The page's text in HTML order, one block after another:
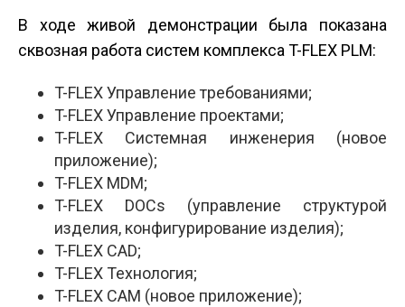
В ходе живой демонстрации была показана
сквозная работа систем комплекса T-FLEX PLM:
T-FLEX Управление требованиями;
T-FLEX Управление проектами;
T-FLEX Системная инженерия (новое
приложение);
T-FLEX MDM;
T-FLEX DOCs (управление структурой
изделия, конфигурирование изделия);
T-FLEX CAD;
T-FLEX Технология;
T-FLEX CAM (новое приложение);